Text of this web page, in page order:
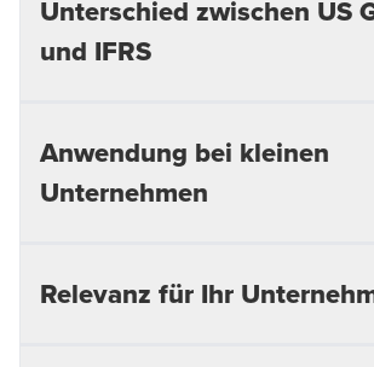
Unterschied zwischen US
und IFRS
Was unterscheidet US
von IFRS?
Für Unternehmen bedeutet das: US
Anwendung bei kleinen
Unternehmen
Können auch kleinere
Relevanz für Ihr